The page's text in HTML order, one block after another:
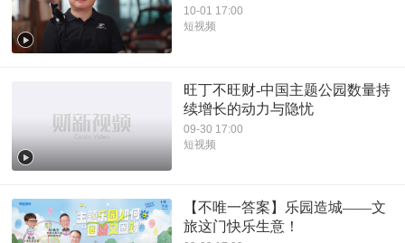
10-01 17:00
短视频
旺丁不旺财-中国主题公园数量持
续增长的动力与隐忧
09-30 17:00
短视频
【不唯一答案】乐园造城——文
旅这门快乐生意！